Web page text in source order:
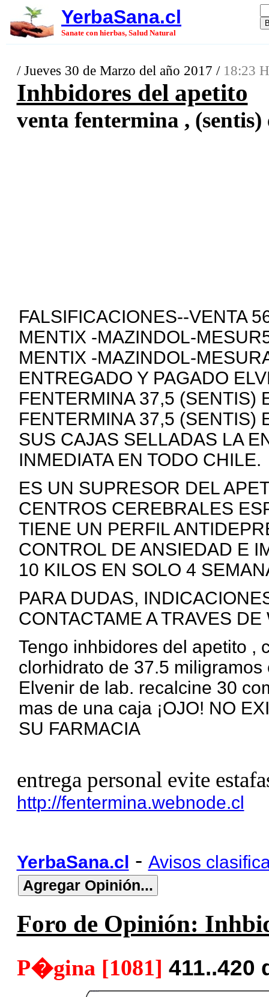
YerbaSana.cl
Sanate con hierbas, Salud Natural
/ Jueves 30 de Marzo del año 2017 / 18:23
Inhbidores del apetito
venta fentermina ,
FALSIFICACIONES--VENTA
MENTIX -MAZINDOL-
MENTIX -MAZINDOL-
ENTREGADO Y PAGADO
FENTERMINA 37,5 (SENTIS)
FENTERMINA 37,5 (SENTIS)
SUS CAJAS SELLADAS LA
INMEDIATA EN TODO CHILE.
ES UN SUPRESOR DEL
CENTROS CEREBRALES
TIENE UN PERFIL
CONTROL DE ANSIEDAD E
10 KILOS EN SOLO 4
PARA DUDAS,
CONTACTAME A TRAVES
Tengo inhbidores del apetito ,
clorhidrato de 37.5
Elvenir de lab. recalcine 30
mas de una caja ¡OJO! NO
SU FARMACIA
entrega personal evite
http://fentermina.webnode.cl
YerbaSana.cl - Avisos
Foro de Opinión:
P�gina [1081] 411..420